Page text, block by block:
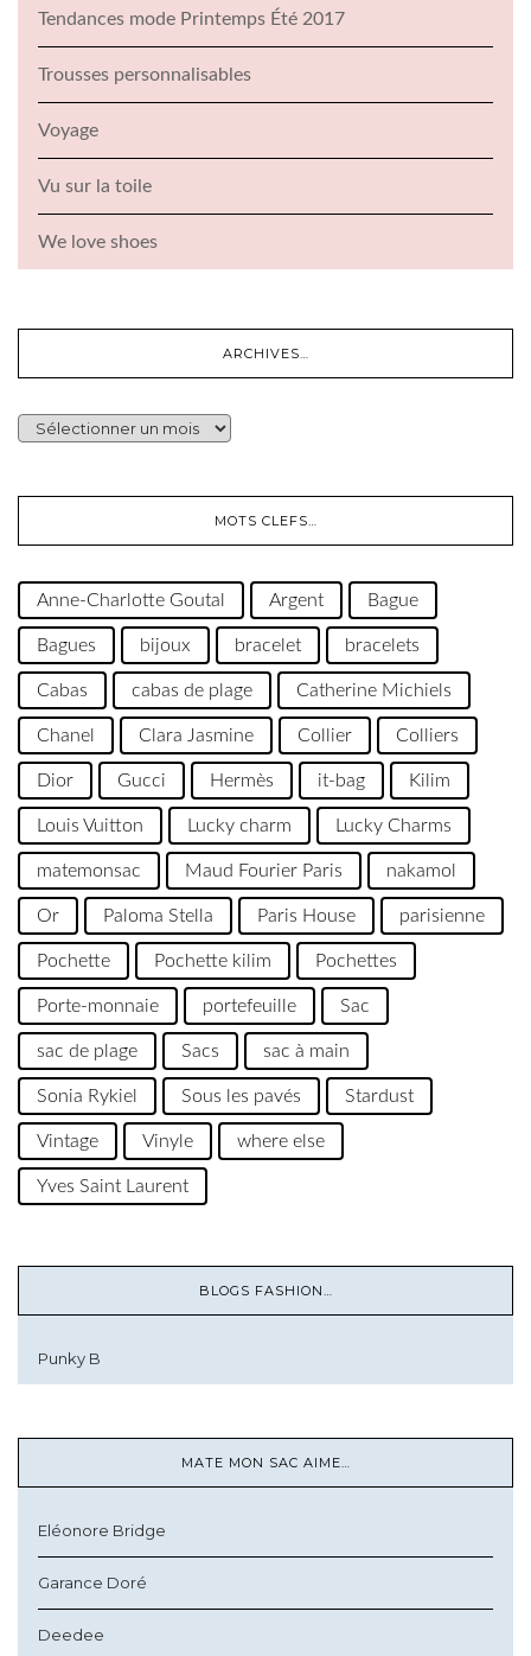
Tendances mode Printemps Été 2017
Trousses personnalisables
Voyage
Vu sur la toile
We love shoes
ARCHIVES…
ARCHIVES…
MOTS CLEFS…
Anne-Charlotte Goutal Argent Bague
Bagues bijoux bracelet bracelets
Cabas cabas de plage Catherine Michiels
Chanel Clara Jasmine Collier Colliers
Dior Gucci Hermès it-bag Kilim
Louis Vuitton Lucky charm Lucky Charms
matemonsac Maud Fourier Paris nakamol
Or Paloma Stella Paris House parisienne
Pochette Pochette kilim Pochettes
Porte-monnaie portefeuille Sac
sac de plage Sacs sac à main
Sonia Rykiel Sous les pavés Stardust
Vintage Vinyle where else
Yves Saint Laurent
BLOGS FASHION…
Punky B
MATE MON SAC AIME…
Eléonore Bridge
Garance Doré
Deedee